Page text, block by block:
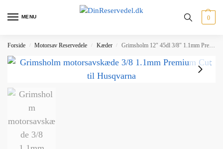
MENU 0
Forside / Motorsav Reservedele / Kæder / Grimsholm 12″ 45dl 3/8″ 1.1mm Premium Cut motorsavskæde